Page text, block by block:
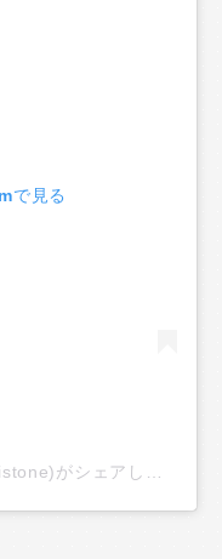
で見る